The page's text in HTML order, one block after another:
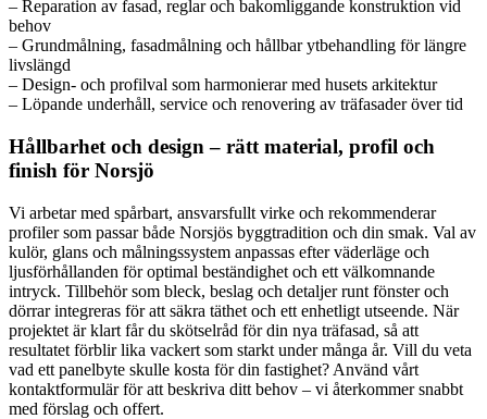
– Reparation av fasad, reglar och bakomliggande konstruktion vid
behov
– Grundmålning, fasadmålning och hållbar ytbehandling för längre
livslängd
– Design- och profilval som harmonierar med husets arkitektur
– Löpande underhåll, service och renovering av träfasader över tid
Hållbarhet och design – rätt material, profil och
finish för Norsjö
Vi arbetar med spårbart, ansvarsfullt virke och rekommenderar
profiler som passar både Norsjös byggtradition och din smak. Val av
kulör, glans och målningssystem anpassas efter väderläge och
ljusförhållanden för optimal beständighet och ett välkomnande
intryck. Tillbehör som bleck, beslag och detaljer runt fönster och
dörrar integreras för att säkra täthet och ett enhetligt utseende. När
projektet är klart får du skötselråd för din nya träfasad, så att
resultatet förblir lika vackert som starkt under många år. Vill du veta
vad ett panelbyte skulle kosta för din fastighet? Använd vårt
kontaktformulär för att beskriva ditt behov – vi återkommer snabbt
med förslag och offert.